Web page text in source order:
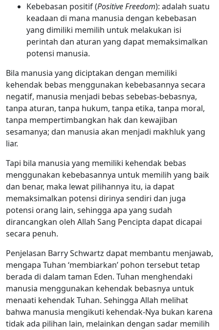
Kebebasan positif (Positive Freedom): adalah suatu
keadaan di mana manusia dengan kebebasan
yang dimiliki memilih untuk melakukan isi
perintah dan aturan yang dapat memaksimalkan
potensi manusia.
Bila manusia yang diciptakan dengan memiliki
kehendak bebas menggunakan kebebasannya secara
negatif, manusia menjadi bebas sebebas-bebasnya,
tanpa aturan, tanpa hukum, tanpa etika, tanpa moral,
tanpa mempertimbangkan hak dan kewajiban
sesamanya; dan manusia akan menjadi makhluk yang
liar.
Tapi bila manusia yang memiliki kehendak bebas
menggunakan kebebasannya untuk memilih yang baik
dan benar, maka lewat pilihannya itu, ia dapat
memaksimalkan potensi dirinya sendiri dan juga
potensi orang lain, sehingga apa yang sudah
dirancangkan oleh Allah Sang Pencipta dapat dicapai
secara penuh.
Penjelasan Barry Schwartz dapat membantu menjawab,
mengapa Tuhan ‘membiarkan’ pohon tersebut tetap
berada di dalam taman Eden. Tuhan menghendaki
manusia menggunakan kehendak bebasnya untuk
menaati kehendak Tuhan. Sehingga Allah melihat
bahwa manusia mengikuti kehendak-Nya bukan karena
tidak ada pilihan lain, melainkan dengan sadar memilih